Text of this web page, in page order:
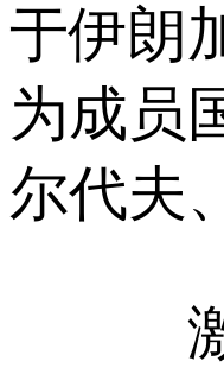
于伊朗
为成员
尔代夫
激烈